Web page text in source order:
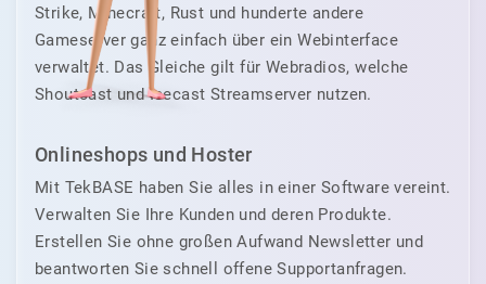
Strike, Minecraft, Rust und hunderte andere
Gameserver ganz einfach über ein Webinterface
verwaltet. Das Gleiche gilt für Webradios, welche
Shoutcast und Icecast Streamserver nutzen.
Onlineshops und Hoster
Mit TekBASE haben Sie alles in einer Software vereint.
Verwalten Sie Ihre Kunden und deren Produkte.
Erstellen Sie ohne großen Aufwand Newsletter und
beantworten Sie schnell offene Supportanfragen.